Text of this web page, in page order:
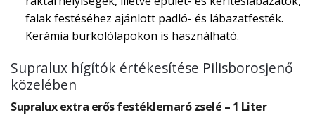
falak festéséhez ajánlott padló- és lábazatfesték.
Kerámia burkolólapokon is használható.
Supralux hígítók értékesítése Pilisborosjenő
közelében
Supralux extra erős festéklemaró zselé – 1 Liter